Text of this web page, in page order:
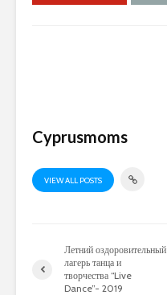
Cyprusmoms
VIEW ALL POSTS
Летний оздоровительный
лагерь танца и
творчества “Live
Dance”- 2019